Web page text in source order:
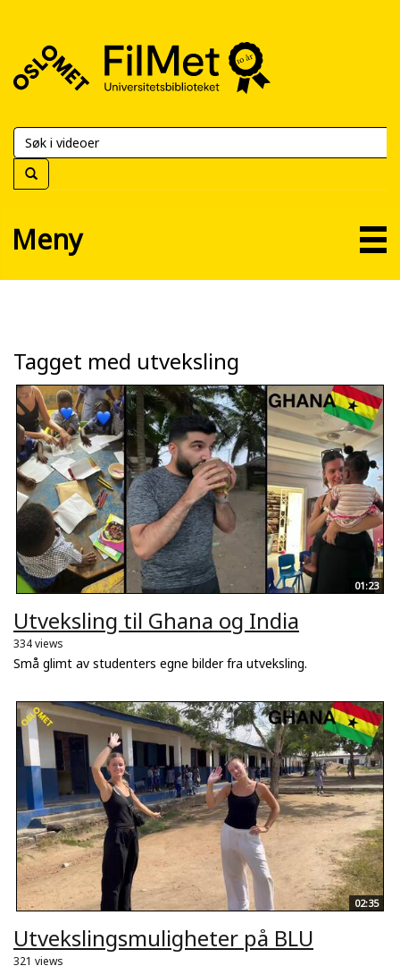
FilMet
Universitetsbiblioteket
Meny
Tagget med utveksling
01:23
Utveksling til Ghana og India
334 views
Små glimt av studenters egne bilder fra utveksling.
02:35
Utvekslingsmuligheter på BLU
321 views